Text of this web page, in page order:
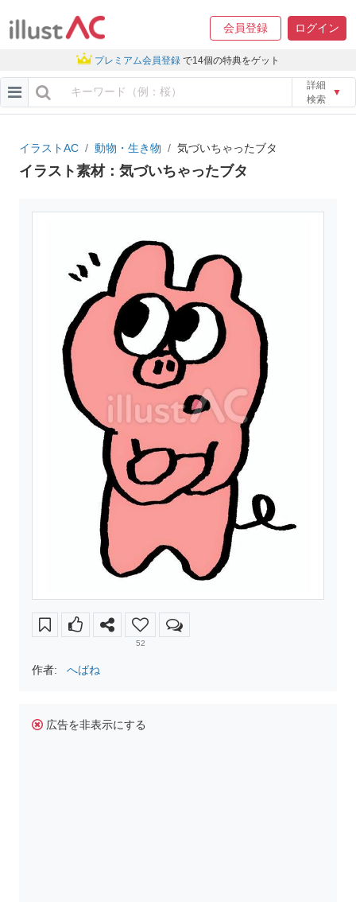
会員登録 ログイン
プレミアム会員登録 で14個の特典をゲット
詳細
検索
▼
イラストAC 動物・生き物 気づいちゃったブタ
イラスト素材：気づいちゃったブタ
52
作者: へばね
広告を非表示にする